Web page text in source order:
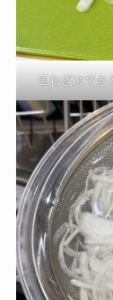
玉ねぎはでき